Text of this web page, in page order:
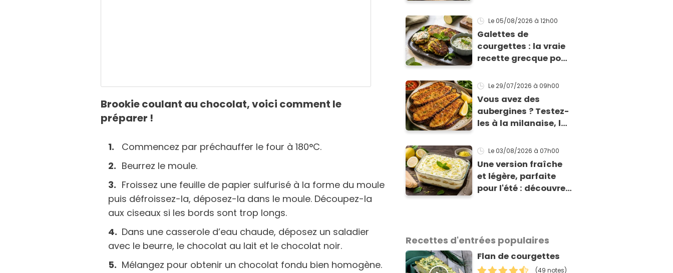
Brookie coulant au chocolat, voici comment le
préparer !
Commencez par préchauffer le four à 180°C.
Beurrez le moule.
Froissez une feuille de papier sulfurisé à la forme du moule
puis défroissez-la, déposez-la dans le moule. Découpez-la
aux ciseaux si les bords sont trop longs.
Dans une casserole d’eau chaude, déposez un saladier
avec le beurre, le chocolat au lait et le chocolat noir.
Mélangez pour obtenir un chocolat fondu bien homogène.
en 10 min sont un pur
délice !
Le 05/08/2026 à 12h00
Galettes de
courgettes : la vraie
recette grecque pour
enfin à la cuisson
Le 29/07/2026 à 09h00
Vous avez des
aubergines ? Testez-
les à la milanaise, la
dorée qui change du
gratin classique
Le 03/08/2026 à 07h00
Une version fraîche
et légère, parfaite
pour l'été : découvrez
Chef !
Recettes d'entrées populaires
Flan de courgettes
(49 notes)